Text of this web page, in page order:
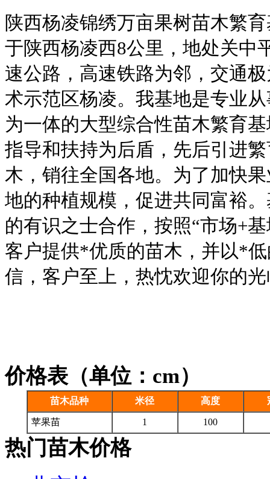
陕西杨凌锦绣万亩果树苗木繁
于陕西杨凌西8公里，地处关中
速公路，高速铁路为邻，交通
术示范区杨凌。我基地是专业
为一体的大型综合性苗木繁育
指导和扶持为后盾，先后引进
木，销往全国各地。为了加快
地的种植规模，促进共同富裕
的有识之士合作，按照“市场+
客户提供*优质的苗木，并以*
信，客户至上，热忱欢迎你的
价格表（单位：cm）
苗木品种 米径 高度
苹果苗 1 100
热门苗木价格